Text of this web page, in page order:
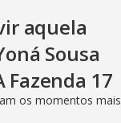
aquela
Sousa
17
os momentos mais